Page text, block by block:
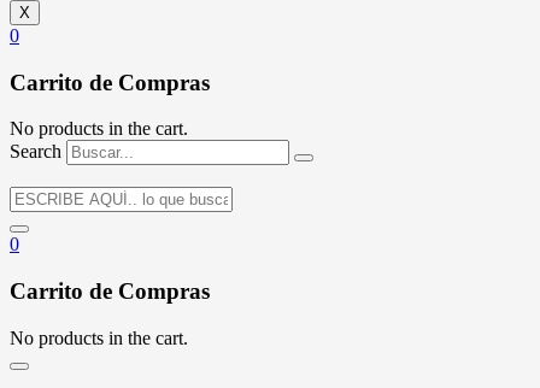
X
0
Carrito de Compras
No products in the cart.
Search
0
Carrito de Compras
No products in the cart.